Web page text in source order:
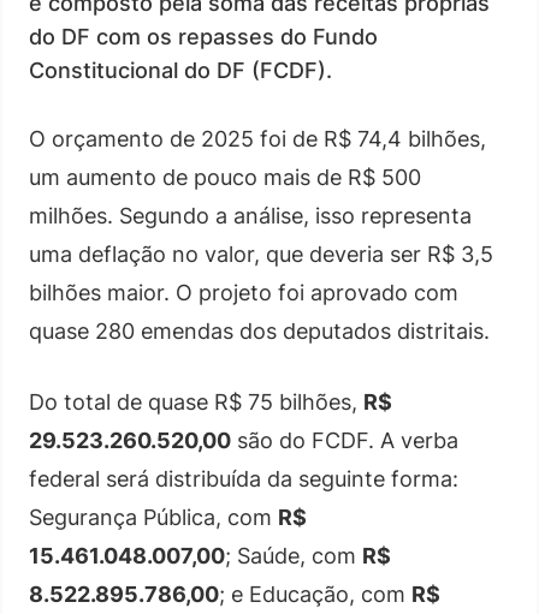
do DF com os repasses do Fundo
Constitucional do DF (FCDF).
O orçamento de 2025 foi de R$ 74,4 bilhões,
um aumento de pouco mais de R$ 500
milhões. Segundo a análise, isso representa
uma deflação no valor, que deveria ser R$ 3,5
bilhões maior. O projeto foi aprovado com
quase 280 emendas dos deputados distritais.
Do total de quase R$ 75 bilhões, R$
29.523.260.520,00 são do FCDF. A verba
federal será distribuída da seguinte forma:
Segurança Pública, com R$
15.461.048.007,00; Saúde, com R$
8.522.895.786,00; e Educação, com R$